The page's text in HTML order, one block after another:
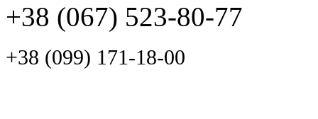
+38 (067) 523-80-77
+38 (099) 171-18-00